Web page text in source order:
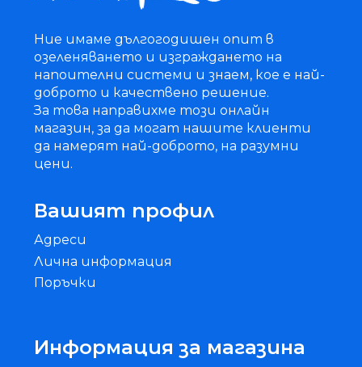
Ние имаме дългогодишен опит в
озеленяването и изграждането на
напоителни системи и знаем, кое е най-
доброто и качествено решение.
За това направихме този онлайн
магазин, за да могат нашите клиенти
да намерят най-доброто, на разумни
цени.
Вашият профил
Адреси
Лична информация
Поръчки
Информация за магазина